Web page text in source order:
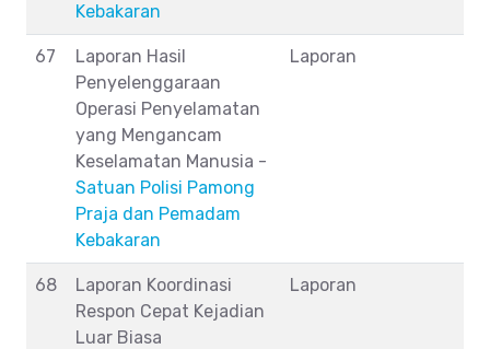
Kebakaran
67
Laporan Hasil
Penyelenggaraan
Operasi Penyelamatan
yang Mengancam
Keselamatan Manusia -
Satuan Polisi Pamong
Praja dan Pemadam
Kebakaran
Laporan
68
Laporan Koordinasi
Respon Cepat Kejadian
Luar Biasa
Laporan